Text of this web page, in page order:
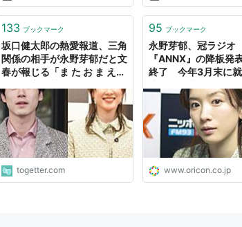
133 ブックマーク
坂口健太郎の熱愛報道、三角
関係の相手が永野芽郁だと文
春が報じる「ま た お ま え
んだ？」
togetter.com
95 ブックマーク
永野芽郁、冠ラジオ
『ANNX』の降板発
終了 今年3月末に
謝罪「誤解を招くよ
な行動をした」
www.oricon.co.jp